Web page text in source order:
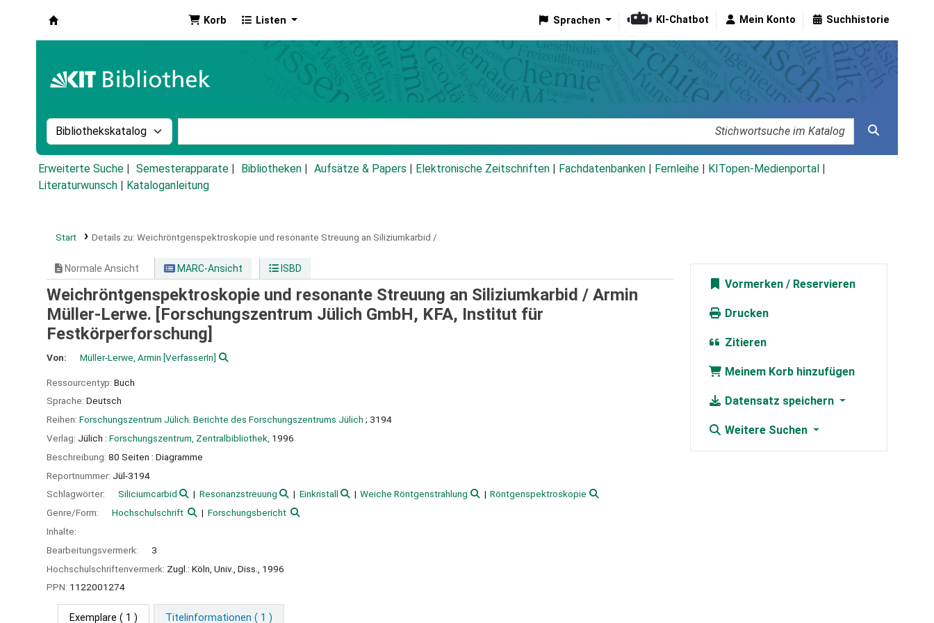
Korb Listen Sprachen KI-Chatbot Mein Konto Suchhistorie
Suche im Katalog nach:
Erweiterte Suche Semesterapparate Bibliotheken Aufsätze & Papers Elektronische Zeitschriften Fachdatenbanken Fernleihe KITopen-Medienportal
Literaturwunsch
Kataloganleitung
Start Details zu: Weichröntgenspektroskopie und resonante Streuung an Siliziumkarbid /
Normale Ansicht MARC-Ansicht ISBD
Weichröntgenspektroskopie und resonante Streuung an Siliziumkarbid / Armin
Müller-Lerwe. [Forschungszentrum Jülich GmbH, KFA, Institut für
Festkörperforschung]
Von: Müller-Lerwe, Armin [VerfasserIn]
Ressourcentyp: Buch
Sprache: Deutsch
Reihen: Forschungszentrum Jülich. Berichte des Forschungszentrums Jülich ; 3194
Verlag: Jülich : Forschungszentrum, Zentralbibliothek, 1996
Beschreibung: 80 Seiten : Diagramme
Reportnummer: Jül-3194
Schlagwörter:
Siliciumcarbid Resonanzstreuung Einkristall Weiche Röntgenstrahlung
Röntgenspektroskopie
Genre/Form:
Hochschulschrift
Forschungsbericht
Inhalte:
Bearbeitungsvermerk:
3
Hochschulschriftenvermerk: Zugl.: Köln, Univ., Diss., 1996
PPN: 1122001274
Exemplare ( 1 ) Titelinformationen ( 1 )
Vormerken
Drucken
Zitieren
Meinem Korb hinzufügen
Datensatz speichern
Weitere Suchen